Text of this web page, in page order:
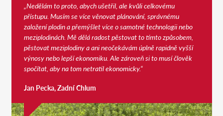
„Nedělám to proto, abych ušetřil, ale kvůli celkovému
přístupu. Musím se více věnovat plánování, správnému
založení plodin a přemýšlet více o samotné technologii nebo
meziplodinách. Mě dělá radost pěstovat to tímto způsobem,
pěstovat meziplodiny a ani neočekávám úplně rapidně vyšší
výnosy nebo lepší ekonomiku. Ale zároveň si to musí člověk
spočítat, aby na tom netratil ekonomicky.“
Jan Pecka, Zadní Chlum